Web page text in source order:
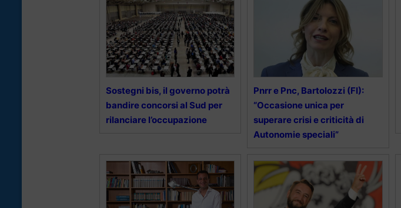
Sostegni bis, il governo potrà
bandire concorsi al Sud per
rilanciare l’occupazione
Pnrr e Pnc, Bartolozzi (FI):
“Occasione unica per
superare crisi e criticità di
Autonomie speciali”